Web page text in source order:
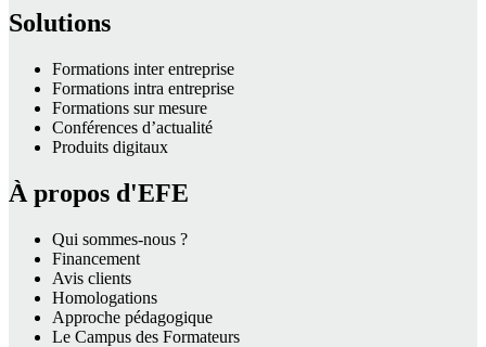
Solutions
Formations inter entreprise
Formations intra entreprise
Formations sur mesure
Conférences d’actualité
Produits digitaux
À propos d'EFE
Qui sommes-nous ?
Financement
Avis clients
Homologations
Approche pédagogique
Le Campus des Formateurs